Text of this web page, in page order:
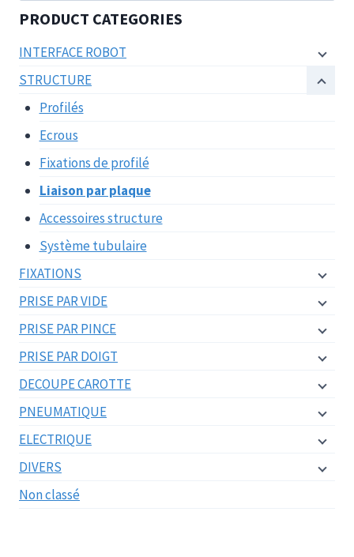
PRODUCT CATEGORIES
INTERFACE ROBOT
STRUCTURE
Profilés
Ecrous
Fixations de profilé
Liaison par plaque
Accessoires structure
Système tubulaire
FIXATIONS
PRISE PAR VIDE
PRISE PAR PINCE
PRISE PAR DOIGT
DECOUPE CAROTTE
PNEUMATIQUE
ELECTRIQUE
DIVERS
Non classé